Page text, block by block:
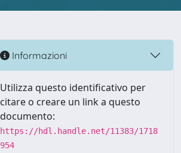
Informazioni
Utilizza questo identificativo per
citare o creare un link a questo
documento:
https://hdl.handle.net/11383/1718
954